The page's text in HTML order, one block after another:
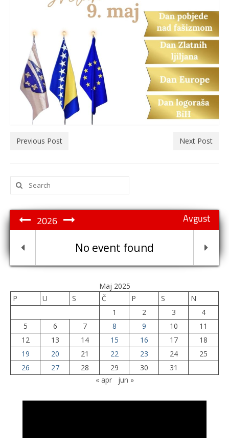
Previous Post Next Post
Search
for:
Avgust
2026
No event found
Maj 2025
P
U S Č P S
N
1
2 3
4
5
6 7 8 9 10
11
12
13 14 15 16 17
18
19
20 21 22 23 24
25
26
27 28 29 30
31
« apr
jun »